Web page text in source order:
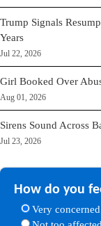
Trump Signals
Years
Jul 22, 2026
Girl Booked Over
Aug 01, 2026
Sirens Sound Across
Jul 23, 2026
How do you
Very concerned